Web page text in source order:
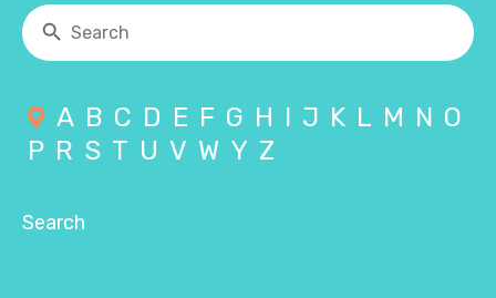
A B C D E F G H I J K L M N O
P R S T U V W Y Z
Search